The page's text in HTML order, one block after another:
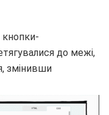
кнопки-
до межі,
змінивши